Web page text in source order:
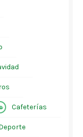
Cafeterías